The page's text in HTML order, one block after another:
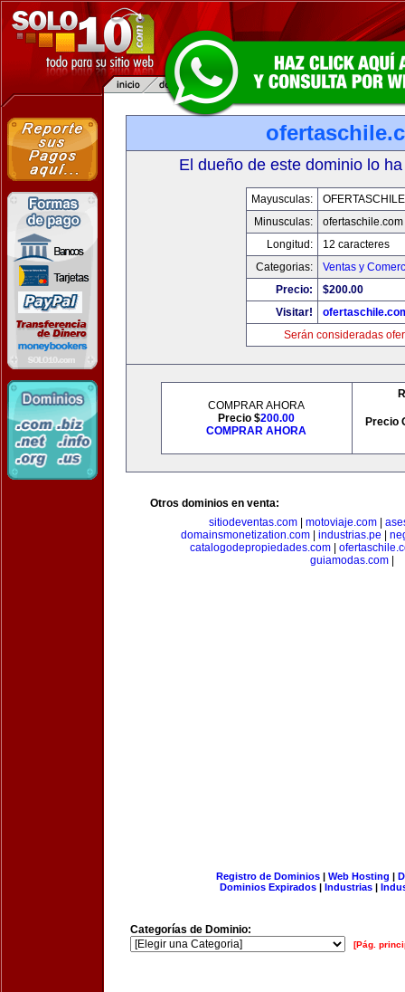
El dueño de este dominio lo
Mayusculas:
Minusculas:
ofertaschile.com
Longitud:
12 caracteres
Categorias:
Ventas y
Precio:
$200.00
Visitar!
Serán consideradas
COMPRAR AHORA
Precio $200.00
COMPRAR AHORA
Precio
Otros dominios en venta:
sitiodeventas.com
motoviaje.com
domainsmonetization.com| industrias.pe
catalogodepropiedades.com|
guiamodas.com|
Registro de Dominios| Web Hosting |
Dominios Expirados | Industrias |
Categorías de Dominio:
[Pág.